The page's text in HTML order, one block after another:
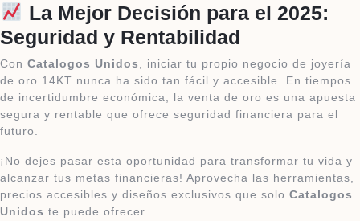
La Mejor Decisión para el 2025:
Seguridad y Rentabilidad
Con Catalogos Unidos
, iniciar tu propio negocio de joyería
de oro 14KT nunca ha sido tan fácil y accesible. En tiempos
de incertidumbre económica, la venta de oro es una apuesta
segura y rentable que ofrece seguridad financiera para el
futuro.
¡No dejes pasar esta oportunidad para transformar tu vida y
alcanzar tus metas financieras! Aprovecha las herramientas,
precios accesibles y diseños exclusivos que solo Catalogos
Unidos te puede ofrecer.